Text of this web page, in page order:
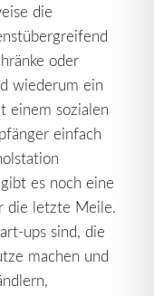
die
oder
wiederum ein
einem sozialen
einfach
es noch eine
die letzte Meile.
ups sind, die
machen und